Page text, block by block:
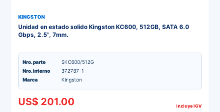
KINGSTON
Unidad en estado solido Kingston KC600, 512GB, SATA 6.0
Gbps, 2.5", 7mm.
Nro. parte
SKC600/512G
Nro. interno
372787-1
Marca
Kingston
US$ 201.00 Incluye IGV